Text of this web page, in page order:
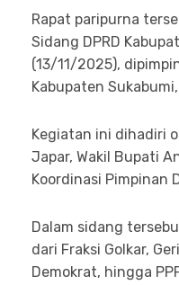
Rapat paripurna
Sidang DPRD
(13/11/2025),
Kabupaten
Kegiatan ini dihadiri
Japar, Wakil Bupati
Koordinasi Pimpinan
Dalam sidang
dari Fraksi Golkar,
Demokrat, hingga